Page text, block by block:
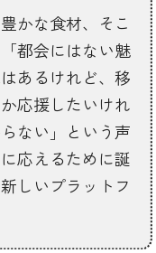
かな食材、そこ
都会にはない魅
あるけれど、移
応援したいけれ
ない」という声
応えるために誕
しいプラットフ